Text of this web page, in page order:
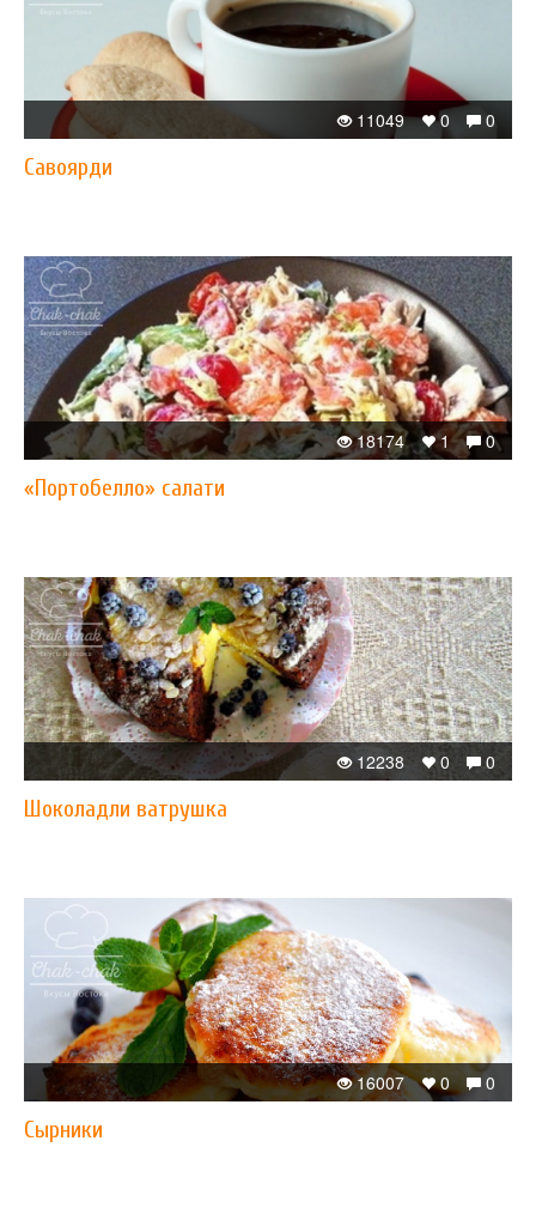
0
0
11049
Савоярди
0
1
18174
«Портобелло» салати
0
0
12238
Шоколадли ватрушка
0
0
16007
Сырники